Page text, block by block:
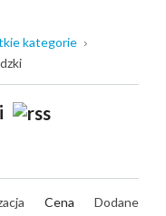
kategorie
Cena Dodane